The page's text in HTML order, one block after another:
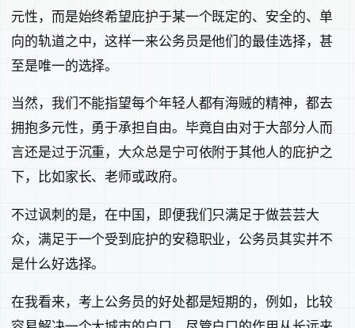
元性，而是始终希望庇护于某一个既定的、安全的、单
向的轨道之中，这样一来公务员是他们的最佳选择，甚
至是唯一的选择。
当然，我们不能指望每个年轻人都有海贼的精神，都去
拥抱多元性，勇于承担自由。毕竟自由对于大部分人而
言还是过于沉重，大众总是宁可依附于其他人的庇护之
下，比如家长、老师或政府。
不过讽刺的是，在中国，即便我们只满足于做芸芸大
众，满足于一个受到庇护的安稳职业，公务员其实并不
是什么好选择。
在我看来，考上公务员的好处都是短期的，例如，比较